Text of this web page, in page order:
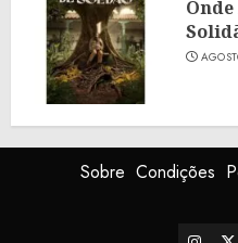
Sobre Condições
X